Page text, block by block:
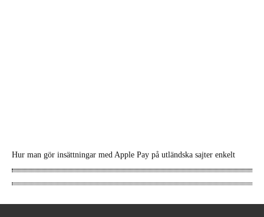
Hur man gör insättningar med Apple Pay på utländska sajter enkelt